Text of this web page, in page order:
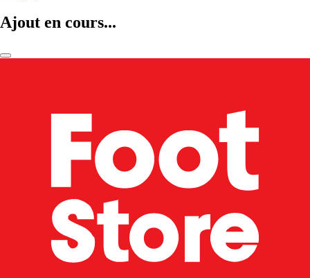
Ajout en cours...